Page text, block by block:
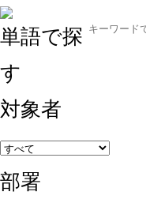
単語で探
す
対象者
部署